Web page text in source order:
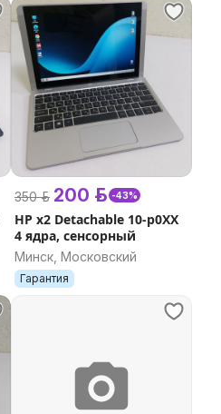
350 р. 200 р. -43%
HP x2 Detachable 10-p0XX
4 ядра, сенсорный
Минск, Московский
Гарантия